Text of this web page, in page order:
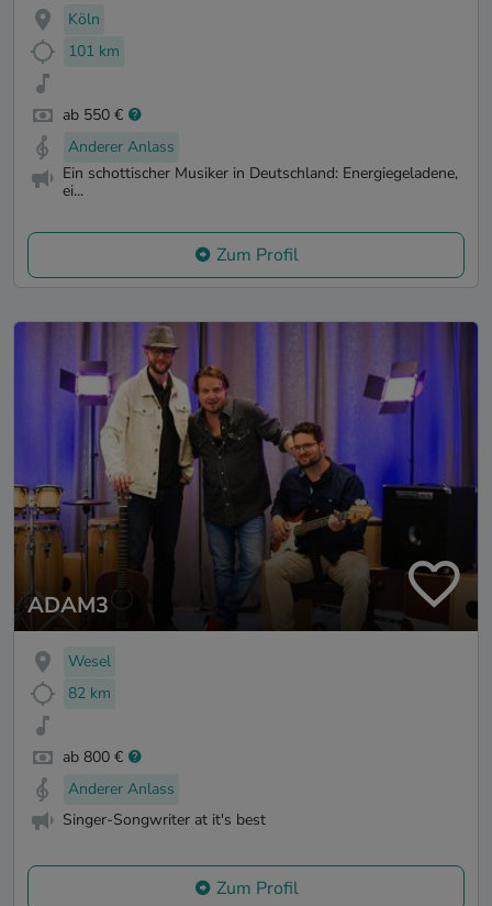
Köln
101 km
ab 550 €
Anderer Anlass
Ein schottischer Musiker in Deutschland: Energiegeladene,
ei...
Zum Profil
ADAM3
Wesel
82 km
ab 800 €
Anderer Anlass
Singer-Songwriter at it's best
Zum Profil